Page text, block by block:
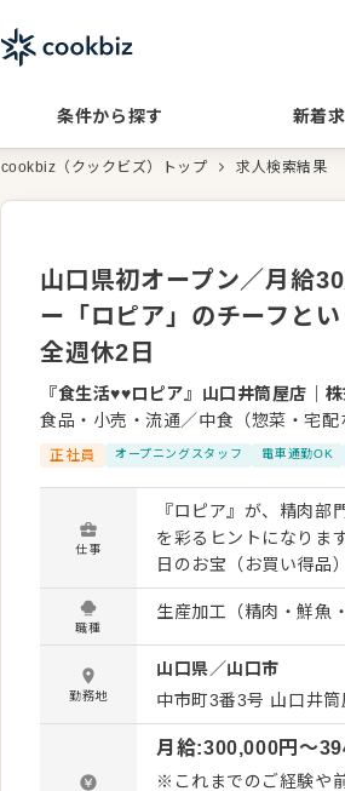
条件から探す 新着
cookbiz（クックビズ）トップ 求人検索結果
山口県初オープン／月給
ー「ロピア」のチーフと
全週休2日
『食生活♥♥ロピア』山口井筒屋店
食品・小売・流通／中食（惣菜・宅配
正社員 オープニングスタッフ 電車通勤OK
仕事
『ロピア』が、精肉
を彩るヒントになりま
日のお宝（お買い得品
さる方なら大歓迎です。 「新鮮でボリュームいっぱい」 「焼くだけで 、美味しいから
楽でうれしい」 そんな
うにお客様を盛り上げ
経験からスタートした先輩も多数います。 また焼
ご活躍できます。チー
をお任せ。 「自分の色
ースしてみたい」という方との出会いを
売の原点」を当社で体感してください。 ■業務内容
職種
生産加工（精肉・鮮魚
勤務地
山口県／山口市
中市町3番3号 山口井
月給:300,000円〜
※これまでのご経験や